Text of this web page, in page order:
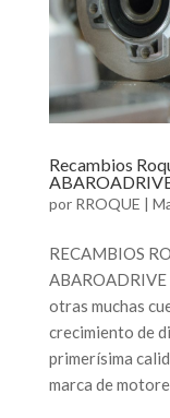
Recambios
por RROQUE |
RECAMBIOS
otras muchas
crecimiento de
primerísima
marca de